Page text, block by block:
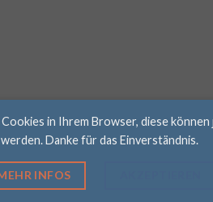
in Ihrem Browser, diese
werden. Danke für das Einverständnis.
INFOS